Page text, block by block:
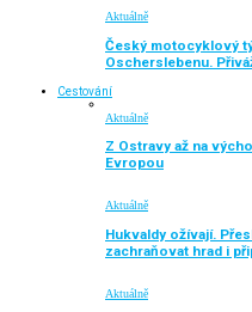
Aktuálně
Český motocyklový
Oscherslebenu.
Cestování
Aktuálně
Z Ostravy až na
Evropou
Aktuálně
Hukvaldy ožívají.
zachraňovat hrad i
Aktuálně